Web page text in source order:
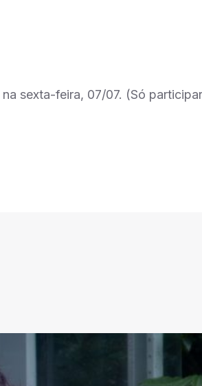
sexta-feira, 07/07. (Só